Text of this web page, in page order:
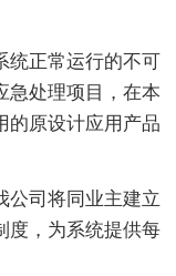
统正常运行的不可
急处理项目，在本
的原设计应用产品
公司将同业主建立
度，为系统提供每